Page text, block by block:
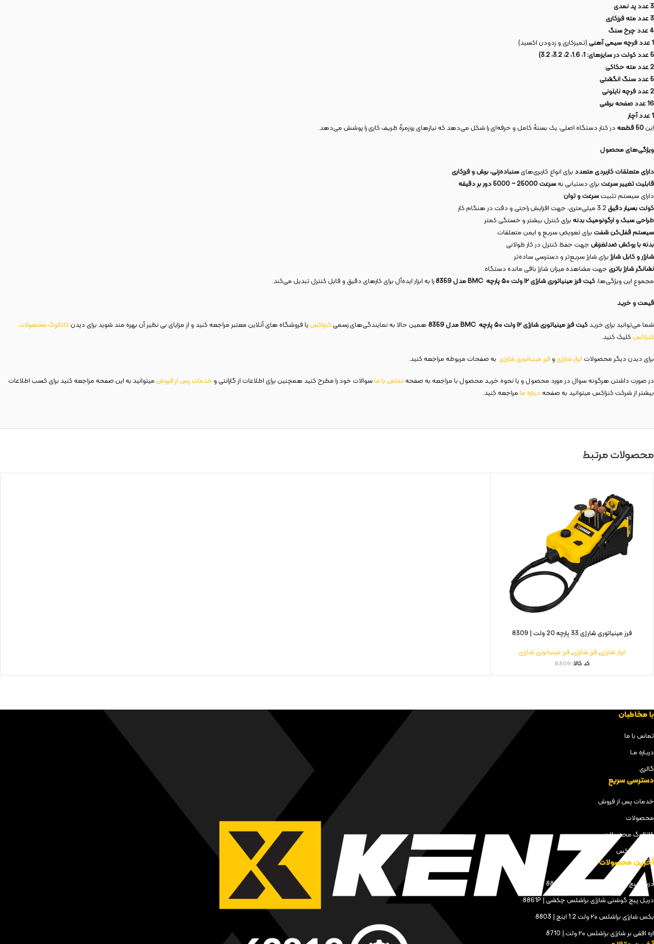
3 عدد پد نمدی
3 عدد مته فرزکاری
4 عدد چرخ سنگ
1 عدد فرچه سیمی آهنی
(تمیزکاری و زدودن اکسید)
5 عدد کولت در سایزهای: 1، 1.6، 2، 3.2، 3.2)
2 عدد مته حکاکی
5 عدد سنگ انگشتی
2 عدد فرچه نایلونی
16 عدد صفحه برشی
1 عدد آچار
این50قطعهدر کنار دستگاه اصلی، یک بستهٔ کامل و حرفه‌ای را شکل می‌دهد که نیازهای روزمرهٔ ظریف‌ کاری را پوشش می‌دهد.
ویژگی‌های محصول
دارای متعلقات کاربردی متعدد برای انواع کاربری‌هایسنباده‌زنی، برش و فرزکاری
قابلیت تغییر سرعتبرای دستیابی بهسرعت25000 ~ 5000
دور بر دقیقه
دارای سیستم تثبیتسرعت و توان
کولت بسیار دقیق
طراحی سبک و ارگونومیک بدنهبرای کنترل بیشتر و خستگی کمتر
سیستم قفل‌کن شفتبرای تعویض سریع و ایمن متعلقات
بدنه با روکش ضدلغزشجهت حفظ کنترل در کار طولانی
شارژر و کابل شارژبرای شارژ سریع‌تر و دسترسی ساده‌تر
نشانگر شارژ باتریجهت مشاهده میزان شارژ باقی مانده دستگاه.
مجموع این ویژگی‌ها،کیت فرز مینیاتوری شارژی۱۲ولت۵۰پارچه BMCمدل 8359 را به ابزار ایده‌آل برای کارهای دقیق و قابل کنترل تبدیل می‌کند.
قیمت و خرید
شما می‌توانید برای خریدکیت فرز مینیاتوری شارژی۱۲ولت۵۰پارچه BMCمدل 8359 همین حالا به نمایندگی‌های رسمیکنزاکسیا فروشگاه های آنلاین معتبر مراجعه کنید و از مزایای بی نظیر آن بهره مند شوید برای دیدنکاتالوگ محصولات
کنزاکسکلیک کنید.
برای دیدن دیگر محصولاتابزار شارژیوفرز مینیاتوری شارژی به صفحات مربوطه مراجعه کنید.
در صورت داشتن هرگونه سوال در مورد محصول و یا نحوه خرید محصول با مراجعه به صفحهتماس با ماسوالات خود را مطرح کنید همچنین برای اطلاعات از گارانتی وخدمات پس از فروشمیتوانید به این صفحه مراجعه کنید برای کسب اطلاعات
بیشتر از شرکت کنزاکس میتوانید به صفحهدرباره مامراجعه کنید.
محصولات مرتبط
فرز مینیاتوری شارژی 33 پارچه 20 ولت | 8309
ابزار شارژی,فرز شارژی,فرز مینیاتوری شارژی
کد کالا: 8309
با مخاطبان
تماس با ما
دربـاره مـا
گالری
دسترسی سریع
خدمات پس از فروش
محصولات
کاتالوگ محصولات
مجله کنزاکس
آخرین محصولات
دریل پیچ گوشتی شارژی براشلس | 8898
دریل پیچ گوشتی شارژی براشلس چکشی | 8861P
بکس شارژی براشلس ۲۰ ولت 1.2 اینچ | 8803
اره افقی بر شارژی براشلس ۲۰ ولت | 8710